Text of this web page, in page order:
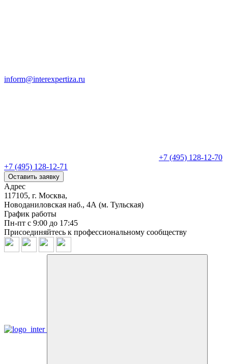
inform@interexpertiza.ru
+7 (495) 128-12-70
+7 (495) 128-12-71
Оставить заявку
Адрес
117105, г. Москва,
Новоданиловская наб., 4А (м. Тульская)
График работы
Пн-пт с 9:00 до 17:45
Присоединяйтесь к профессиональному сообществу